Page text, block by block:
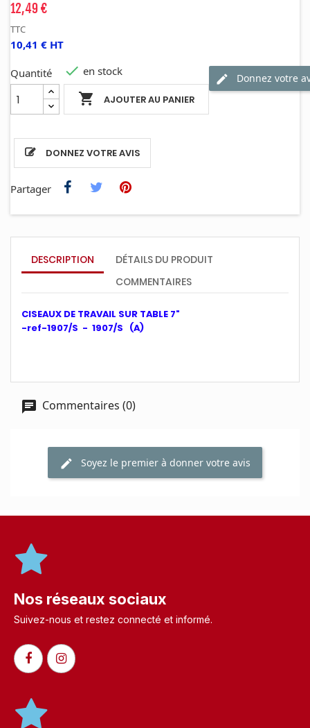
12,49 €
TTC
10,41 € HT
Quantité
 AJOUTER AU PANIER
 en stock
DONNEZ VOTRE AVIS
Donnez votre
Partager
DESCRIPTION
DÉTAILS DU PRODUIT
COMMENTAIRES
CISEAUX DE TRAVAIL SUR TABLE 7"
-ref-1907/S - 1907/S (A)
Commentaires (0)
Soyez le premier à donner votre avis
Nos réseaux sociaux
Suivez-nous et restez connecté et informé.​